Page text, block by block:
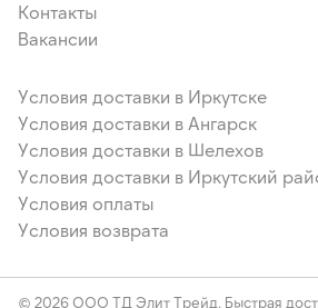
Контакты
Вакансии
Условия доставки в Иркутске
Условия доставки в Ангарск
Условия доставки в Шелехов
Условия доставки в Иркутский
Условия оплаты
Условия возврата
© 2026 ООО ТД Элит Трейд. Быстрая